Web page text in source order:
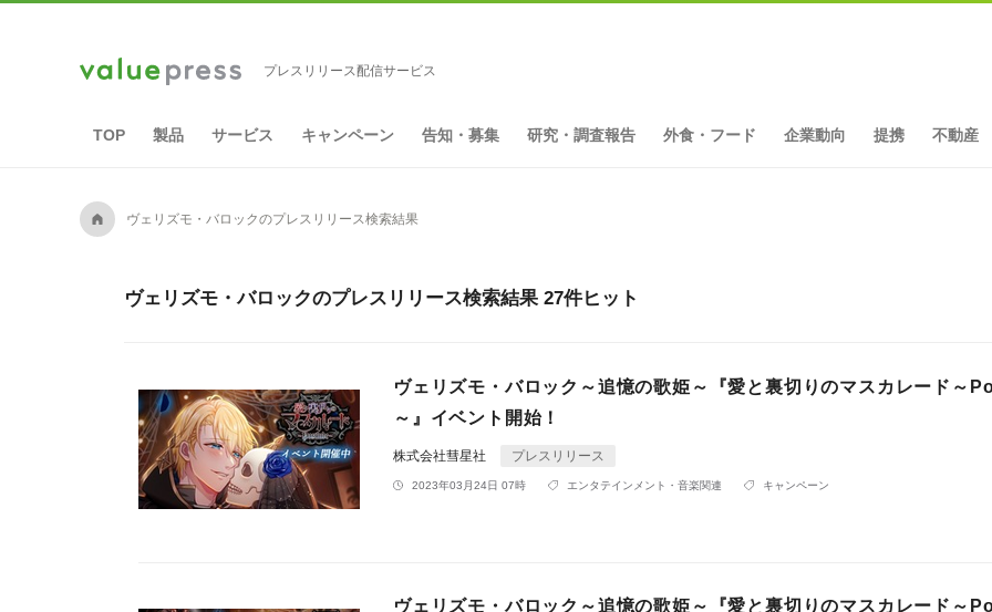
プレスリリース配信サービス
TOP 製品 サービス キャンペーン 告知・募集 研究・調査報告 外食・フード 企業動向 提携 不動産
A ヴェリズモ・バロックのプレスリリース検索結果
ヴェリズモ・バロックのプレスリリース検索結果 27件ヒット
ヴェリズモ・バロック～追憶の歌姫～『愛と裏切りのマスカレード～
～』イベント開始！
株式会社彗星社 プレスリリース
2023年03月24日 07時 エンタテインメント・音楽関連 キャンペーン
ヴェリズモ・バロック～追憶の歌姫～『愛と裏切りのマスカレード～